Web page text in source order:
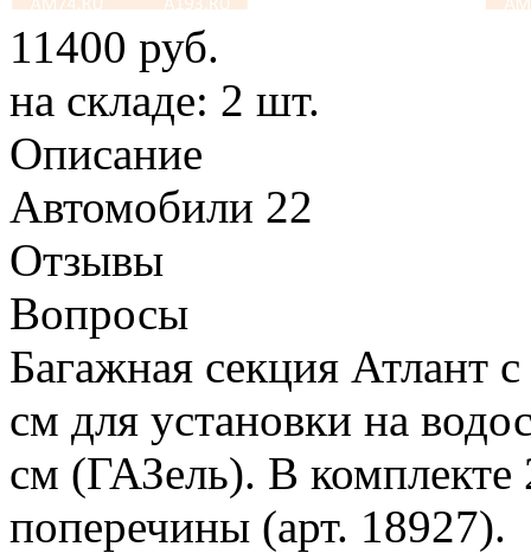
11400 руб.
на складе: 2 шт.
Описание
Автомобили 22
Отзывы
Вопросы
Багажная секция Атлант
см для установки на
см (ГАЗель). В комплекте
поперечины (арт. 18927).